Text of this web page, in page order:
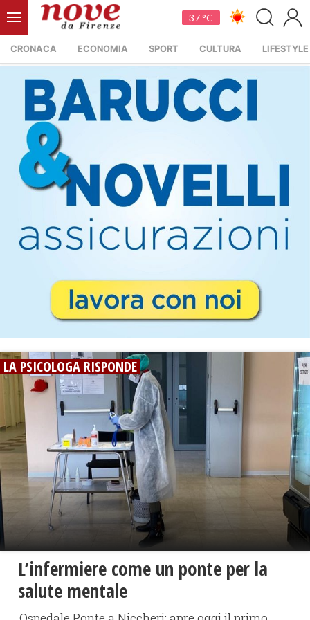
37 °C
CRONACA ECONOMIA SPORT CULTURA LIFESTYLE
LA PSICOLOGA RISPONDE
L’infermiere come un ponte per la
salute mentale